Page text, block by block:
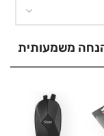
משמעותית